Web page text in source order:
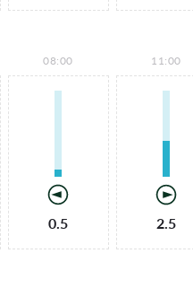
08:00
0.5
11:00
2.5